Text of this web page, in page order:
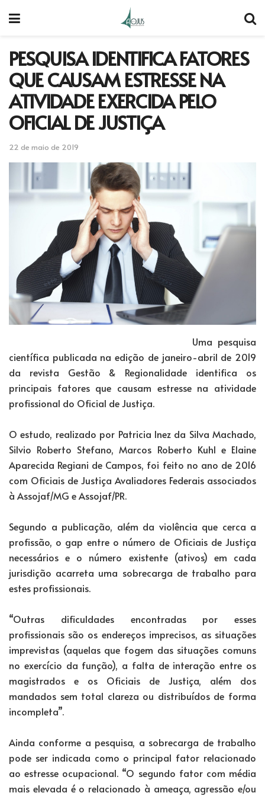
PESQUISA IDENTIFICA FATORES
QUE CAUSAM ESTRESSE NA
ATIVIDADE EXERCIDA PELO
OFICIAL DE JUSTIÇA
22 de maio de 2019
Uma pesquisa
científica publicada na edição de janeiro-abril de 2019
da revista Gestão & Regionalidade identifica os
principais fatores que causam estresse na atividade
profissional do Oficial de Justiça.
O estudo, realizado por Patricia Inez da Silva Machado,
Silvio Roberto Stefano, Marcos Roberto Kuhl e Elaine
Aparecida Regiani de Campos, foi feito no ano de 2016
com Oficiais de Justiça Avaliadores Federais associados
à Assojaf/MG e Assojaf/PR.
Segundo a publicação, além da violência que cerca a
profissão, o gap entre o número de Oficiais de Justiça
necessários e o número existente (ativos) em cada
jurisdição acarreta uma sobrecarga de trabalho para
estes profissionais.
“Outras dificuldades encontradas por esses
profissionais são os endereços imprecisos, as situações
imprevistas (aquelas que fogem das situações comuns
no exercício da função), a falta de interação entre os
magistrados e os Oficiais de Justiça, além dos
mandados sem total clareza ou distribuídos de forma
incompleta”.
Ainda conforme a pesquisa, a sobrecarga de trabalho
pode ser indicada como o principal fator relacionado
ao estresse ocupacional. “O segundo fator com média
mais elevada é o relacionado à ameaça, agressão e/ou